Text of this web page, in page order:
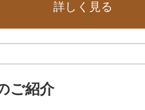
能な経済循環の実現に関
に関する事業
詳しく見る
ご紹介